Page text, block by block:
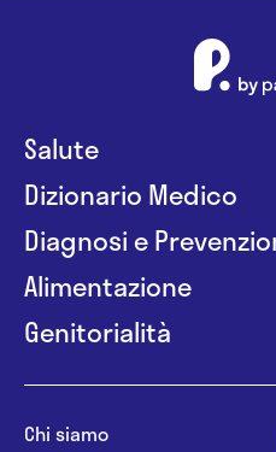
Salute
Dizionario Medico
Diagnosi e
Alimentazione
Genitorialità
Chi siamo